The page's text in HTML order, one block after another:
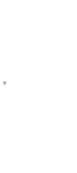
▼